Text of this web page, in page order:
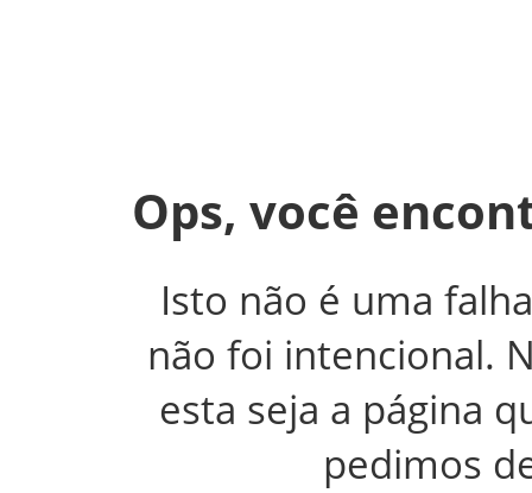
Ops, você
Isto não é uma
não foi intencional.
esta seja a página
pedimos